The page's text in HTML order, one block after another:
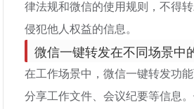
律法规和微信的使用规则，不得
侵犯他人权益的信息。
微信一键转发在不同场景中
在工作场景中，微信一键转发功
分享工作文件、会议纪要等信息